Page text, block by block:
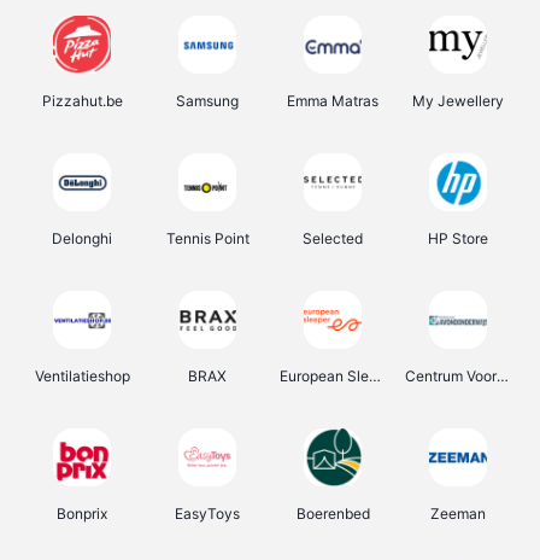
Pizzahut.be Samsung Emma Matras My Jewellery
Delonghi Tennis Point Selected HP Store
Ventilatieshop BRAX European Sleeper Centrum Voor Avondonderwijs
Bonprix EasyToys Boerenbed Zeeman